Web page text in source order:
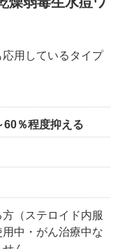
用しているタイプ
60％程度抑える
（ステロイド内服
中・がん治療中な